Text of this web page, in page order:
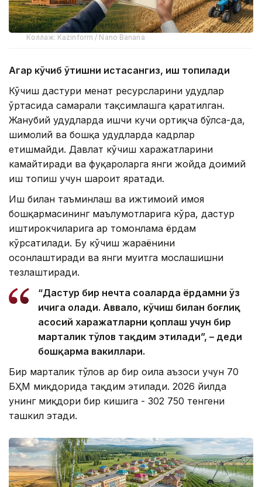
Коллаж: Kazinform / Nano Banana
Агар кўчиб ўтишни истасангиз, иш топилади
Кўчиш дастури меҳнат ресурсларини ҳудудлар
ўртасида самарали тақсимлашга қаратилган.
Жанубий ҳудудларда ишчи кучи ортиқча бўлса-да,
шимолий ва бошқа ҳудудларда кадрлар
етишмайди. Давлат кўчиш харажатларини
камайтиради ва фуқароларга янги жойда доимий
иш топиш учун шароит яратади.
Иш билан таъминлаш ва ижтимоий ҳимоя
бошқармасининг маълумотларига кўра, дастур
иштирокчиларига ҳар томонлама ёрдам
кўрсатилади. Бу кўчиш жараёнини
осонлаштиради ва янги муҳитга мослашишни
тезлаштиради.
“Дастур бир нечта соҳаларда ёрдамни ўз
ичига олади. Аввало, кўчиш билан боғлиқ
асосий харажатларни қоплаш учун бир
марталик тўлов тақдим этилади”, – деди
бошқарма вакиллари.
Бир марталик тўлов ҳар бир оила аъзоси учун 70
БҲМ миқдорида тақдим этилади. 2026 йилда
унинг миқдори бир кишига - 302 750 тенгени
ташкил этади.